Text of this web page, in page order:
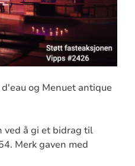
og Menuet antique
ved å gi et bidrag til
Merk gaven med